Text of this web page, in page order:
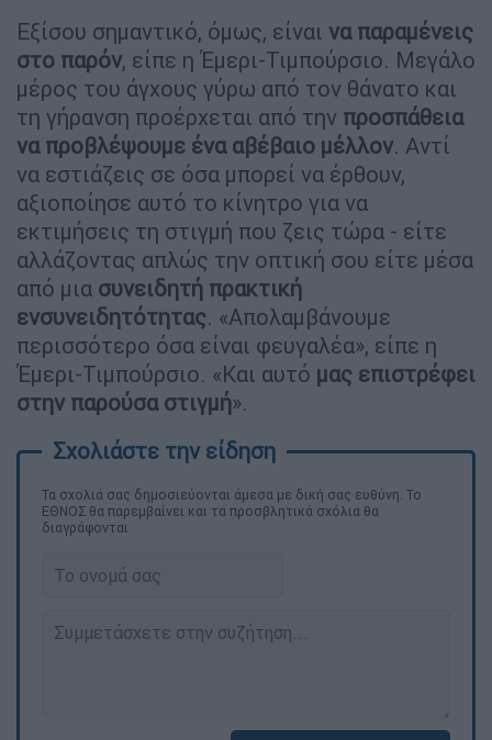
Εξίσου σημαντικό, όμως, είναι να παραμένεις
στο παρόν, είπε η Έμερι-Τιμπούρσιο. Μεγάλο
μέρος του άγχους γύρω από τον θάνατο και
τη γήρανση προέρχεται από την προσπάθεια
να προβλέψουμε ένα αβέβαιο μέλλον. Αντί
να εστιάζεις σε όσα μπορεί να έρθουν,
αξιοποίησε αυτό το κίνητρο για να
εκτιμήσεις τη στιγμή που ζεις τώρα - είτε
αλλάζοντας απλώς την οπτική σου είτε μέσα
από μια συνειδητή πρακτική
ενσυνειδητότητας. «Απολαμβάνουμε
περισσότερο όσα είναι φευγαλέα», είπε η
Έμερι-Τιμπούρσιο. «Και αυτό μας επιστρέφει
στην παρούσα στιγμή».
Τα σχολιά σας δημοσιεύονται άμεσα με δική σας ευθύνη. Το
ΕΘΝΟΣ θα παρεμβαίνει και τα προσβλητικά σχόλια θα
διαγράφονται